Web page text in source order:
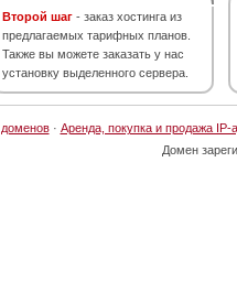
Второй шаг - заказ хостинга из
предлагаемых тарифных планов.
Также вы можете заказать у нас
установку выделенного сервера.
доменов· Аренда, покупка и продажа IP-
Домен